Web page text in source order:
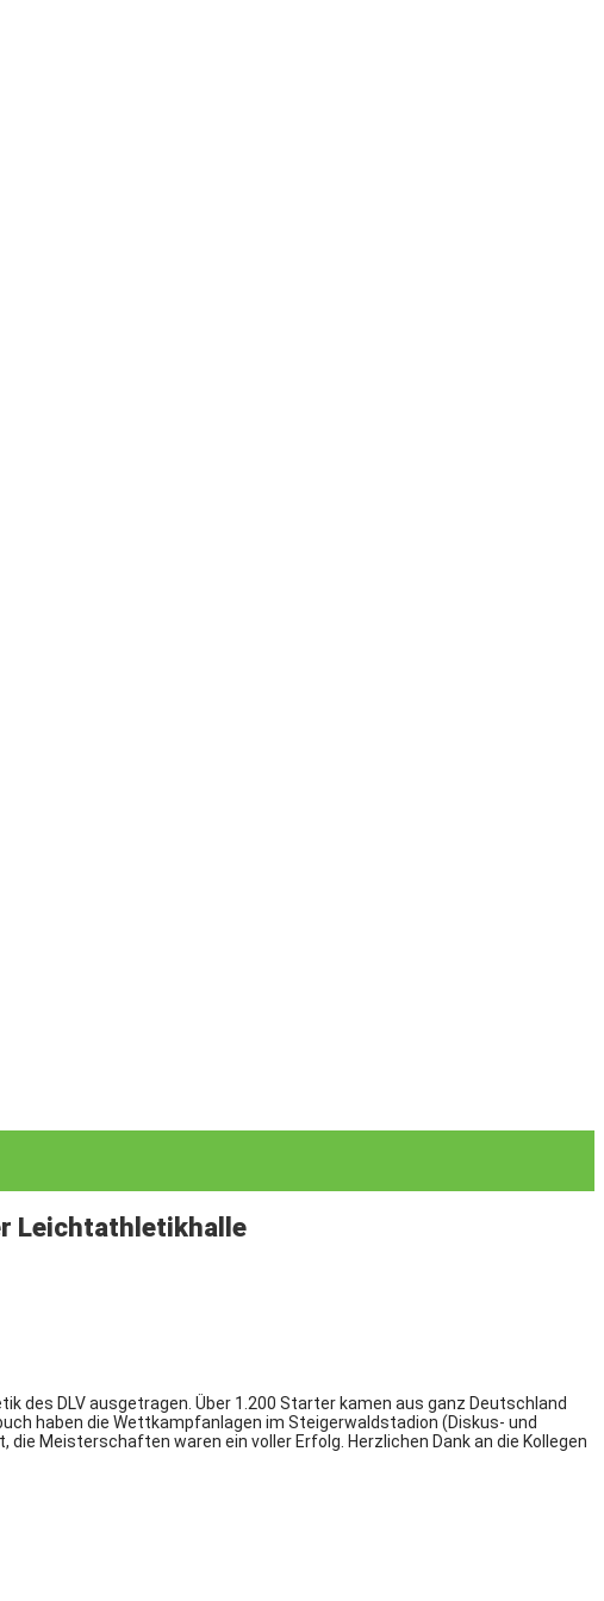
Leichtathletikhalle
DLV ausgetragen. Über 1.200 Starter kamen aus ganz Deutschland
haben die Wettkampfanlagen im Steigerwaldstadion (Diskus- und
Meisterschaften waren ein voller Erfolg. Herzlichen Dank an die Kollegen